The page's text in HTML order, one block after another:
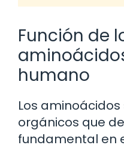
Función de
humano
Los
orgánicos que
fundamental en